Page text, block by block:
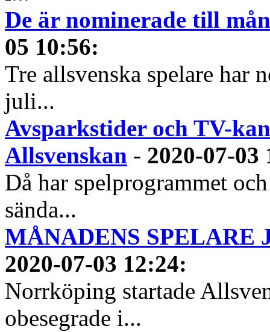
De är nominerade till
05 10:56:
Tre allsvenska spelare har
juli...
Avsparkstider och TV-
Allsvenskan - 2020-07-03
Då har spelprogrammet
sända...
MÅNADENS SPELARE
2020-07-03 12:24:
Norrköping startade
obesegrade i...